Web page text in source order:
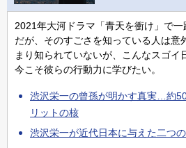
2021年大河ドラマ「青天を衝け」で
だが、そのすごさを知っている人は意
まり知られていないが、こんなスゴイ
今こそ彼らの行動力に学びたい。
渋沢栄一の曾孫が明かす真実…約
リットの核
渋沢栄一が近代日本に与えた二つ